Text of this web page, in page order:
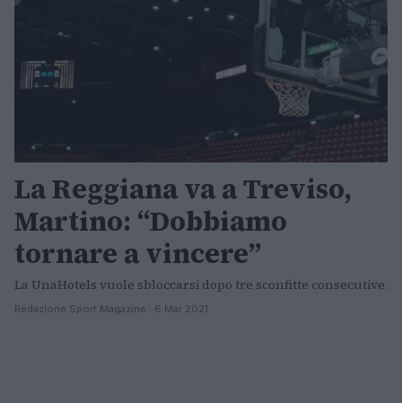
La Reggiana va a Treviso,
Martino: “Dobbiamo
tornare a vincere”
La UnaHotels vuole sbloccarsi dopo tre sconfitte consecutive.
Redazione Sport Magazine · 6 Mar 2021